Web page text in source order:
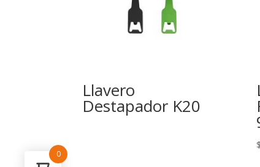
Llavero
Destapador K20
$
0